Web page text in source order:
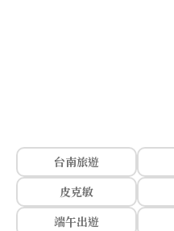
台南旅遊
皮克敏
端午出遊